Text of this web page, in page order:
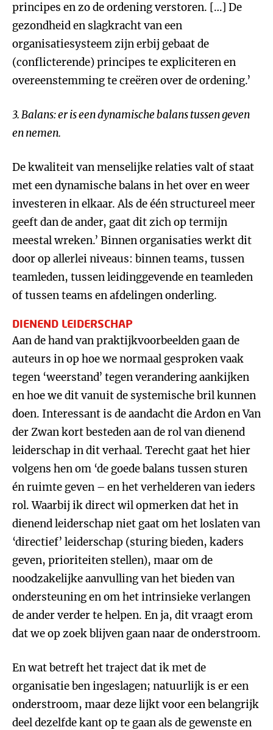
principes en zo de ordening verstoren. […] De
gezondheid en slagkracht van een
organisatiesysteem zijn erbij gebaat de
(conflicterende) principes te expliciteren en
overeenstemming te creëren over de ordening.’
3. Balans: er is een dynamische balans tussen geven
en nemen.
De kwaliteit van menselijke relaties valt of staat
met een dynamische balans in het over en weer
investeren in elkaar. Als de één structureel meer
geeft dan de ander, gaat dit zich op termijn
meestal wreken.’ Binnen organisaties werkt dit
door op allerlei niveaus: binnen teams, tussen
teamleden, tussen leidinggevende en teamleden
of tussen teams en afdelingen onderling.
DIENEND LEIDERSCHAP
Aan de hand van praktijkvoorbeelden gaan de
auteurs in op hoe we normaal gesproken vaak
tegen ‘weerstand’ tegen verandering aankijken
en hoe we dit vanuit de systemische bril kunnen
doen. Interessant is de aandacht die Ardon en Van
der Zwan kort besteden aan de rol van dienend
leiderschap in dit verhaal. Terecht gaat het hier
volgens hen om ‘de goede balans tussen sturen
én ruimte geven – en het verhelderen van ieders
rol. Waarbij ik direct wil opmerken dat het in
dienend leiderschap niet gaat om het loslaten van
‘directief’ leiderschap (sturing bieden, kaders
geven, prioriteiten stellen), maar om de
noodzakelijke aanvulling van het bieden van
ondersteuning en om het intrinsieke verlangen
de ander verder te helpen. En ja, dit vraagt erom
dat we op zoek blijven gaan naar de onderstroom.
En wat betreft het traject dat ik met de
organisatie ben ingeslagen; natuurlijk is er een
onderstroom, maar deze lijkt voor een belangrijk
deel dezelfde kant op te gaan als de gewenste en